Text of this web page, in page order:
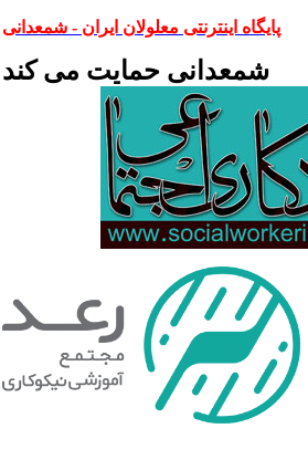
پایگاه اینترنتی معلولان ایران - شمعدانی
شمعدانی حمایت می کند